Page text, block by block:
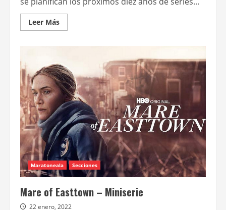
Leer MásLeer
más
años
más
y
recalculando
Maratoneala Secciones
Mare of Easttown – Miniserie
22 enero, 2022